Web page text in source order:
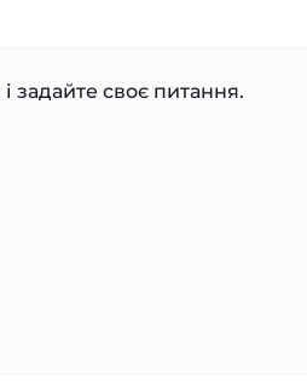
задайте своє питання.